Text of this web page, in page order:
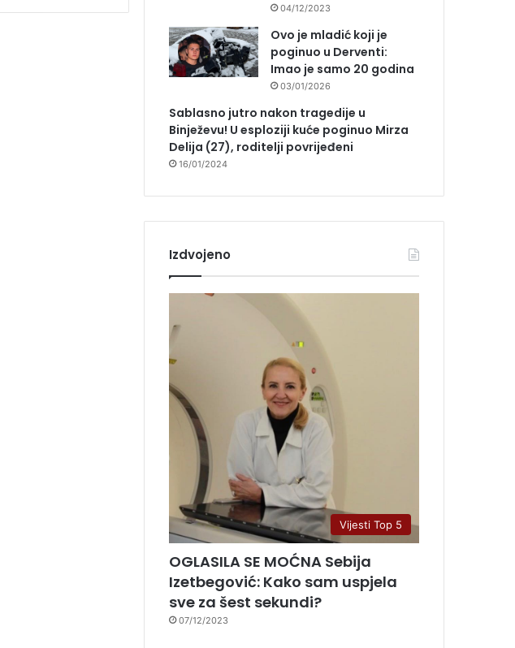
04/12/2023
Ovo je mladić koji je
poginuo u Derventi:
Imao je samo 20 godina
03/01/2026
Sablasno jutro nakon tragedije u
Binježevu! U esploziji kuće poginuo Mirza
Delija (27), roditelji povrijeđeni
16/01/2024
Izdvojeno
Vijesti Top 5
OGLASILA SE MOĆNA Sebija
Izetbegović: Kako sam uspjela
sve za šest sekundi?
07/12/2023